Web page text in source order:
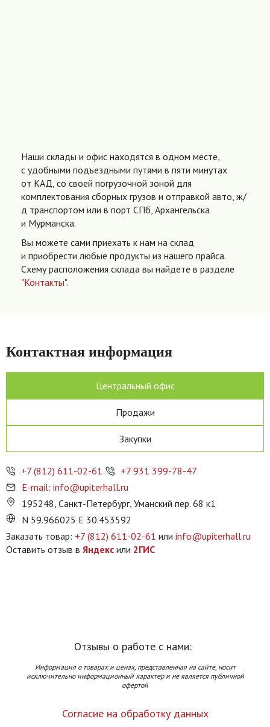
Наши склады и офис находятся в одном месте,
с удобными подъездными путями в пяти минутах
от КАД, со своей погрузочной зоной для
комплектования сборных грузов и отправкой авто, ж/
д транспортом или в порт СПб, Архангельска
и Мурманска.
Вы можете сами приехать к нам на склад
и приобрести любые продукты из нашего прайса.
Схему расположения склада вы найдете в разделе
"Контакты".
Контактная информация
Центральный офис
Продажи
Закупки
+7 (812) 611-02-61
+7 931 399-78-47
E-mail: info@upiterhall.ru
195248, Санкт-Петербург, Уманский пер. 68 к1
N 59.966025 E 30.453592
Заказать товар: +7 (812) 611-02-61 или info@upiterhall.ru
Оставить отзыв в Яндекс или 2ГИС
Отзывы о работе с нами:
Информация о товарах и ценах, представленная на сайте, носит
исключительно информационный характер и не является публичной
офертой
Согласие на обработку данных